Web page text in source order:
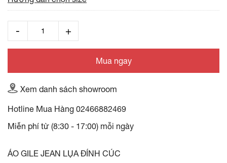
Mua ngay
Xem danh sách showroom
Hotline Mua Hàng 02466882469
Miễn phí từ (8:30 - 17:00) mỗi ngày
ÁO GILE JEAN LỤA ĐÍNH CÚC